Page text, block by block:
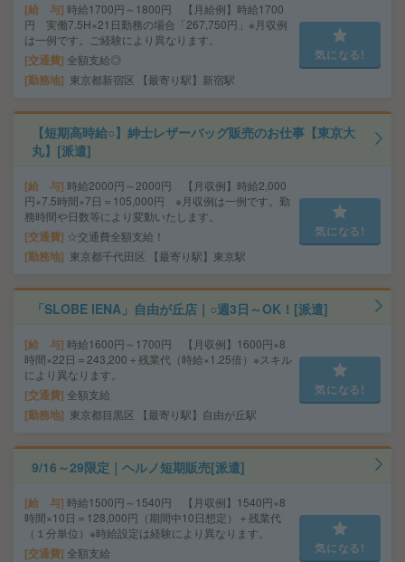
給 与 時給1700円～1800円 【月給例】時給1700
円 実働7.5H×21日勤務の場合「267,750円」※月収例
は一例です。ご経験により異なります。
交通費 全額支給◎
勤務地 東京都新宿区 【最寄り駅】新宿駅
気になる!
【短期高時給○】紳士レザーバッグ販売のお仕事【東京大
丸】[派遣]
給 与 時給2000円～2000円 【月収例】時給2,000
円×7.5時間×7日＝105,000円 ※月収例は一例です。勤
務時間や日数等により変動いたします。
交通費 ☆交通費全額支給！
勤務地 東京都千代田区 【最寄り駅】東京駅
気になる!
「SLOBE IENA」自由が丘店｜○週3日～OK！[派遣]
給 与 時給1600円～1700円 【月収例】1600円×8
時間×22日＝243,200＋残業代（時給×1.25倍）※スキル
により異なります。
交通費 全額支給
勤務地 東京都目黒区 【最寄り駅】自由が丘駅
気になる!
9/16～29限定｜ヘルノ短期販売[派遣]
給 与 時給1500円～1540円 【月収例】1540円×8
時間×10日＝128,000円（期間中10日想定）＋残業代
（１分単位）※時給設定は経験により異なります。
交通費 全額支給 気になる!